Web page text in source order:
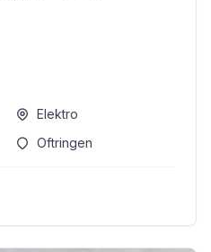
Elektro
Oftringen